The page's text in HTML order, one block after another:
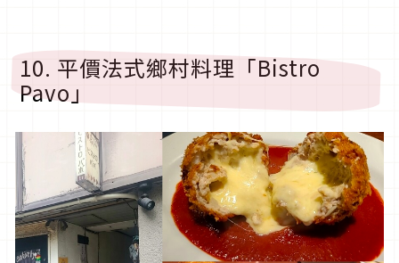
10. 平價法式鄉村料理「Bistro
Pavo」